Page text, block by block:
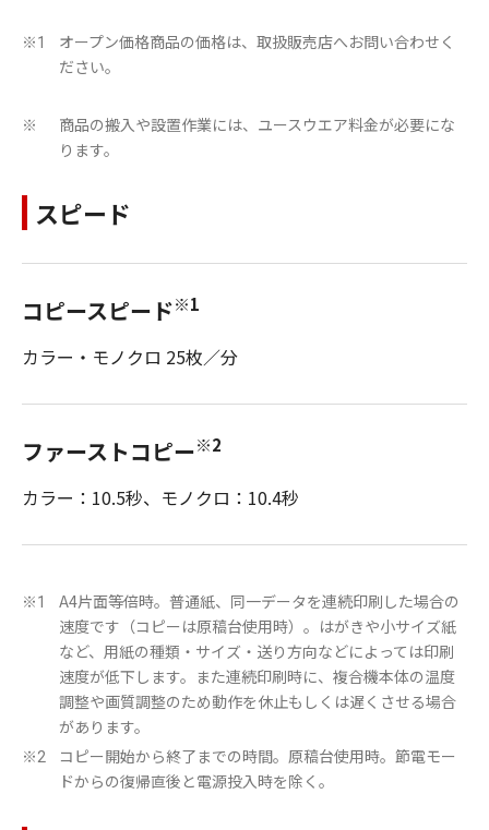
※1
オープン価格商品の価格は、取扱販売店へお問い合わせく
ださい。
※
商品の搬入や設置作業には、ユースウエア料金が必要にな
ります。
スピード
コピースピード※1
カラー・モノクロ 25枚／分
ファーストコピー※2
カラー：10.5秒、モノクロ：10.4秒
※1
A4片面等倍時。普通紙、同一データを連続印刷した場合の
速度です（コピーは原稿台使用時）。はがきや小サイズ紙
など、用紙の種類・サイズ・送り方向などによっては印刷
速度が低下します。また連続印刷時に、複合機本体の温度
調整や画質調整のため動作を休止もしくは遅くさせる場合
があります。
※2
コピー開始から終了までの時間。原稿台使用時。節電モー
ドからの復帰直後と電源投入時を除く。